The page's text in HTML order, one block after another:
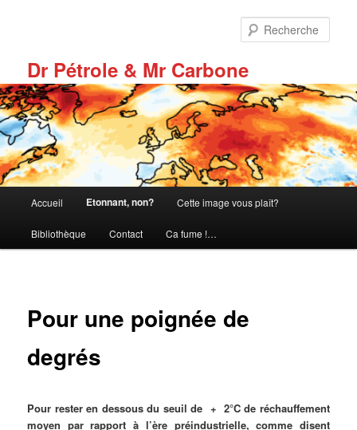
Dr Pétrole & Mr Carbone
principal
Accueil Etonnant, non? Cette image vous plaît?
Bibliothèque Contact Ca fume !…
Pour une poignée de
degrés
Pour rester en dessous du seuil de + 2°C de réchauffement
moyen par rapport à l’ère préindustrielle, comme disent